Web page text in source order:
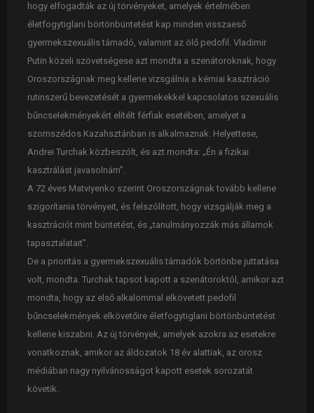
hogy elfogadták az új törvényeket, amelyek értelmében
életfogytiglani börtönbüntetést kap minden visszaeső
gyermekszexuális támadó, valamint az ölő pedofil. Vladimir
Putin közeli szövetségese azt mondta a szenátoroknak, hogy
Oroszországnak meg kellene vizsgálnia a kémiai kasztráció
rutinszerű bevezetését a gyermekekkel kapcsolatos szexuális
bűncselekményekért elítélt férfiak esetében, amelyet a
szomszédos Kazahsztánban is alkalmaznak. Helyettese,
Andrei Turchak közbeszólt, és azt mondta: „Én a fizikai
kasztrálást javasolnám”.
A 72 éves Matviyenko szerint Oroszországnak tovább kellene
szigorítania törvényeit, és felszólított, hogy vizsgálják meg a
kasztrációt mint büntetést, és „tanulmányozzák más államok
tapasztalatait”.
De a prioritás a gyermekszexuális támadók börtönbe juttatása
volt, mondta. Turchak tapsot kapott a szenátoroktól, amikor azt
mondta, hogy az első alkalommal elkövetett pedofil
bűncselekmények elkövetőire életfogytiglani börtönbüntetést
kellene kiszabni. Az új törvények, amelyek azokra az esetekre
vonatkoznak, amikor az áldozatok 18 év alattiak, az orosz
médiában nagy nyilvánosságot kapott esetek sorozatát
követik.